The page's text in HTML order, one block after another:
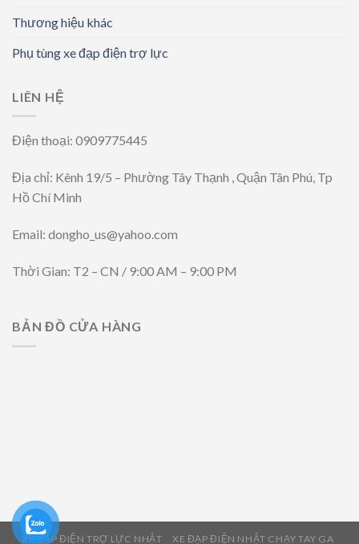
Thương hiệu khác
Phụ tùng xe đạp điện trợ lực
LIÊN HỆ
Điện thoại: 0909775445
Địa chỉ: Kênh 19/5 – Phường Tây Thạnh , Quận Tân Phú, Tp
Hồ Chí Minh
Email: dongho_us@yahoo.com
Thời Gian: T2 – CN / 9:00 AM – 9:00 PM
BẢN ĐỒ CỬA HÀNG
XE ĐẠP ĐIỆN TRỢ LỰC NHẬT
XE ĐẠP ĐIỆN NHẬT CHẠY TAY GA